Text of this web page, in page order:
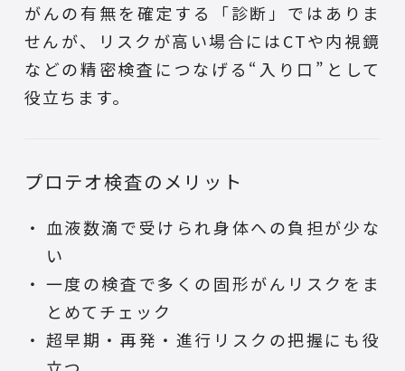
がんの有無を確定する「診断」ではありま
せんが、リスクが高い場合にはCTや内視鏡
などの精密検査につなげる“入り口”として
役立ちます。
プロテオ検査のメリット
血液数滴で受けられ身体への負担が少な
い
一度の検査で多くの固形がんリスクをま
とめてチェック
超早期・再発・進行リスクの把握にも役